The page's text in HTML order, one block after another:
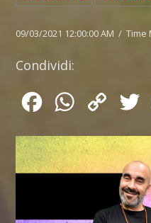
09/03/2021 12:00:00 AM / Time
Condividi:
FacebookWhatsApp
Copy